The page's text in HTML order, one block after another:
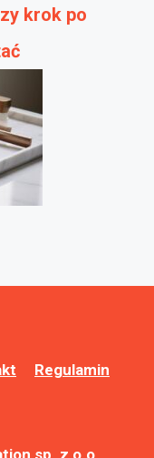
krok po
Regulamin
sp. z o.o.